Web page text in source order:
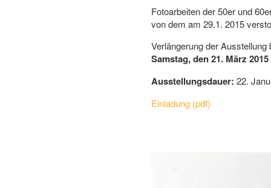
Fotoarbeiten der 50er und
von dem am 29.1. 2015
Verlängerung der Ausstellung
Samstag, den 21. März 2015
Ausstellungsdauer: 22.
Einladung (pdf)